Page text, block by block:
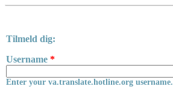
Tilmeld dig:
Username *
Enter your va.translate.hotline.org username.